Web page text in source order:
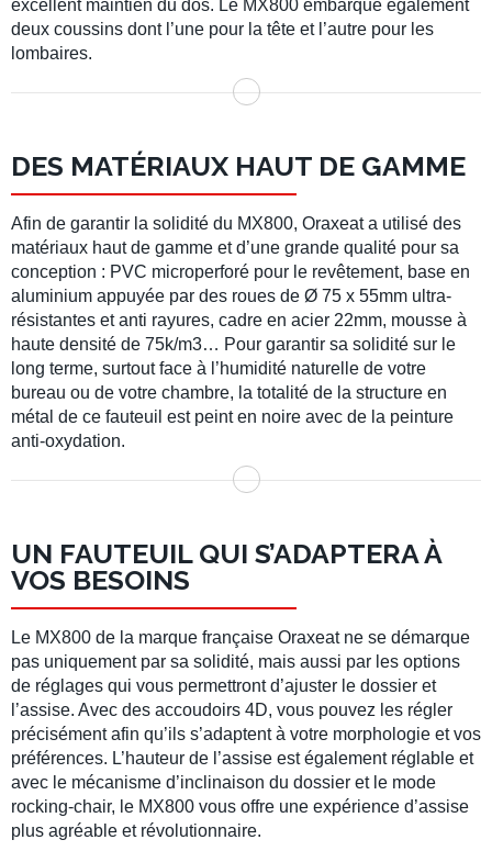
excellent maintien du dos. Le MX800 embarque également
deux coussins dont l’une pour la tête et l’autre pour les
lombaires.
DES MATÉRIAUX HAUT DE GAMME
Afin de garantir la solidité du MX800, Oraxeat a utilisé des
matériaux haut de gamme et d’une grande qualité pour sa
conception : PVC microperforé pour le revêtement, base en
aluminium appuyée par des roues de Ø 75 x 55mm ultra-
résistantes et anti rayures, cadre en acier 22mm, mousse à
haute densité de 75k/m3… Pour garantir sa solidité sur le
long terme, surtout face à l’humidité naturelle de votre
bureau ou de votre chambre, la totalité de la structure en
métal de ce fauteuil est peint en noire avec de la peinture
anti-oxydation.
UN FAUTEUIL QUI S’ADAPTERA À
VOS BESOINS
Le MX800 de la marque française Oraxeat ne se démarque
pas uniquement par sa solidité, mais aussi par les options
de réglages qui vous permettront d’ajuster le dossier et
l’assise. Avec des accoudoirs 4D, vous pouvez les régler
précisément afin qu’ils s’adaptent à votre morphologie et vos
préférences. L’hauteur de l’assise est également réglable et
avec le mécanisme d’inclinaison du dossier et le mode
rocking-chair, le MX800 vous offre une expérience d’assise
plus agréable et révolutionnaire.